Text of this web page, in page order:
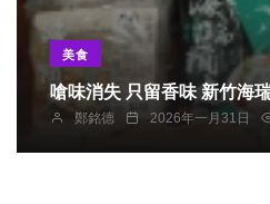
美食
嗆味消失 只
鄭銘德 2026年一月31日